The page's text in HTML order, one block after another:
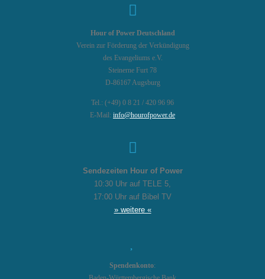
Hour of Power Deutschland
Verein zur Förderung der Verkündigung
des Evangeliums e.V.
Steinerne Furt 78
D-86167 Augsburg
Tel.: (+49) 0 8 21 / 420 96 96
E-Mail: info@hourofpower.de
Sendezeiten Hour of Power
10:30 Uhr auf TELE 5,
17:00 Uhr auf Bibel TV
» weitere «
Spendenkonto: